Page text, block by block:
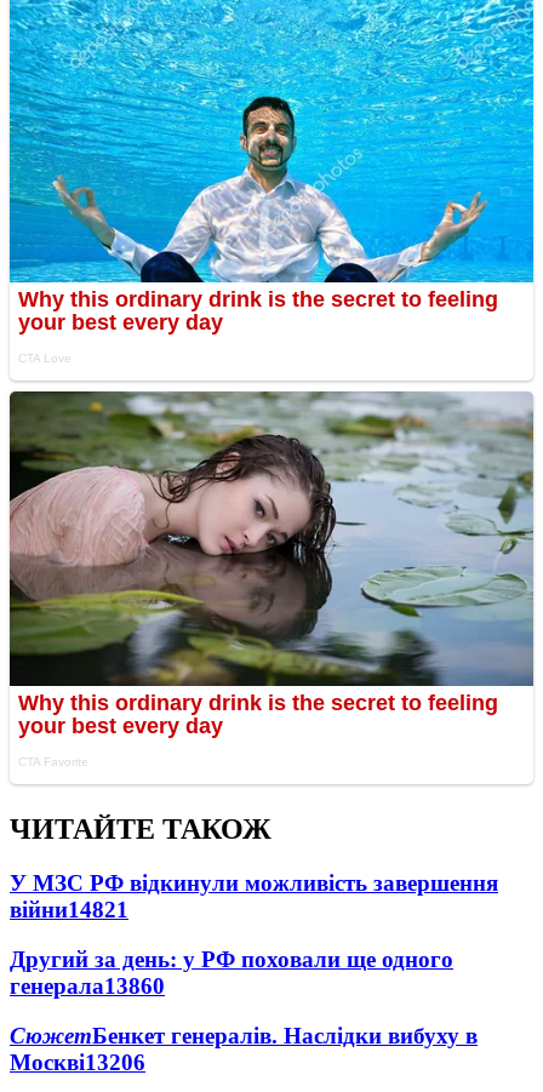
ЧИТАЙТЕ ТАКОЖ
У МЗС РФ відкинули можливість завершення
війни14821
Другий за день: у РФ поховали ще одного
генерала13860
СюжетБенкет генералів. Наслідки вибуху в
Москві13206